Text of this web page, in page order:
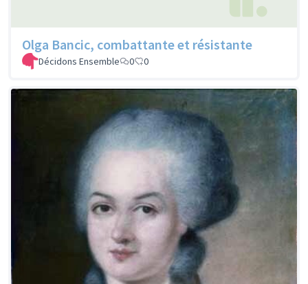
Olga Bancic, combattante et résistante
Décidons Ensemble 0 0